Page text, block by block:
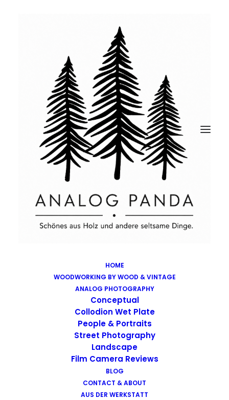
HOME
WOODWORKING BY WOOD & VINTAGE
ANALOG PHOTOGRAPHY
Conceptual
Collodion Wet Plate
People & Portraits
Street Photography
Landscape
Film Camera Reviews
BLOG
CONTACT & ABOUT
AUS DER WERKSTATT
Images tagged "ruin"
Images tagged "ruin"